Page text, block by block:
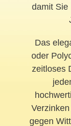
damit Sie
Das
oder
zeitloses
gegen